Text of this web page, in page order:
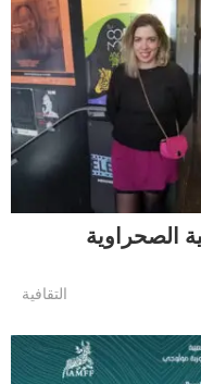
الصحراوية
التقافية